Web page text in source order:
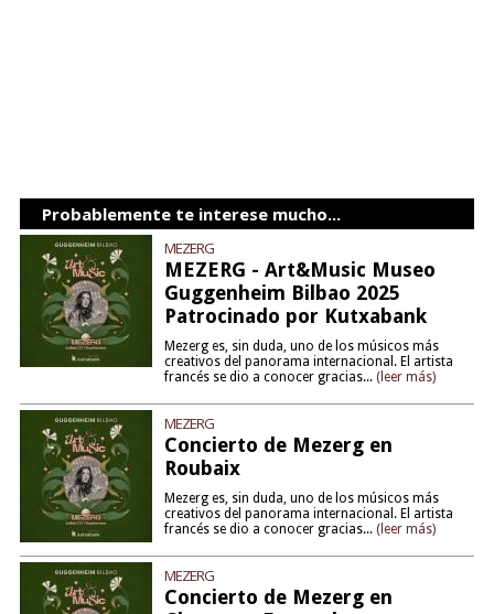
Probablemente te interese mucho...
MEZERG
MEZERG - Art&Music Museo
Guggenheim Bilbao 2025
Patrocinado por Kutxabank
Mezerg es, sin duda, uno de los músicos más
creativos del panorama internacional. El artista
francés se dio a conocer gracias... (leer más)
MEZERG
Concierto de Mezerg en
Roubaix
Mezerg es, sin duda, uno de los músicos más
creativos del panorama internacional. El artista
francés se dio a conocer gracias... (leer más)
MEZERG
Concierto de Mezerg en